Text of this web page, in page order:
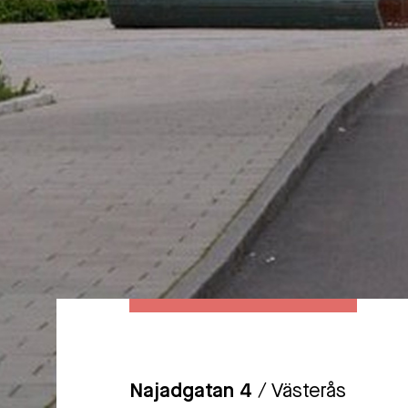
Najadgatan 4 / Västerås